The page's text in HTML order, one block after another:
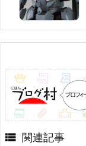
 関連記事